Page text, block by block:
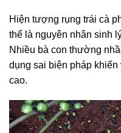
Hiện tượng rụng trái cà
thể là nguyên nhân sinh
Nhiều bà con thường
dụng sai biện pháp
cao.